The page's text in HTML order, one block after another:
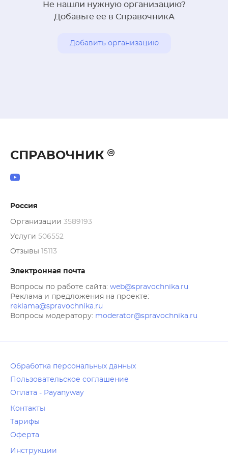
Не нашли нужную организацию?
Добавьте ее в СправочникА
Добавить организацию
СПРАВОЧНИК
Россия
Организации 3589193
Услуги 506552
Отзывы 15113
Электронная почта
Вопросы по работе сайта: web@spravochnika.ru
Реклама и предложения на проекте:
reklama@spravochnika.ru
Вопросы модератору: moderator@spravochnika.ru
Обработка персональных данных
Пользовательское соглашение
Оплата - Payanyway
Контакты
Тарифы
Оферта
Инструкции